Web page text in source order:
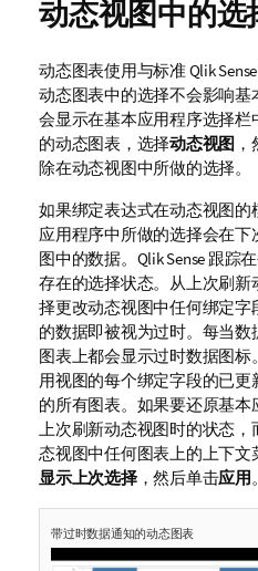
动态视图中的选
动态图表使用与标准Qlik Sense
动态图表中的选择不会影响基
会显示在基本应用程序选择
的动态图表，选择动态视图
除在动态视图中所做的选择。
如果绑定表达式在动态视图
应用程序中所做的选择会在
图中的数据。 Qlik Sense 跟踪
存在的选择状态。从上次刷
择更改动态视图中任何绑定
的数据即被视为过时。每当
图表上都会显示过时数据图
用视图的每个绑定字段的已
的所有图表。如果要还原基
上次刷新动态视图时的状态
态视图中任何图表上的上下文
显示上次选择，然后单击应用。
带过时数据通知的动态图表